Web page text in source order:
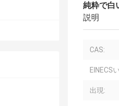
純粋で白
説明
CAS:
EINECS
出現: